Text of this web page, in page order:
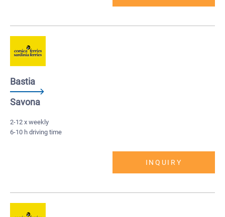
Bastia
Savona
2-12 x weekly
6-10 h driving time
INQUIRY